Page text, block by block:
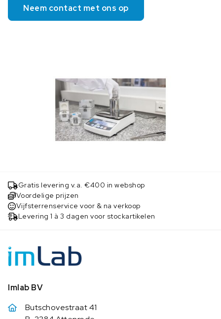
Neem contact met ons op
Gratis levering v.a. €400 in webshop
Voordelige prijzen
Vijfsterrenservice voor & na verkoop
Levering 1 à 3 dagen voor stockartikelen
Imlab BV
Butschovestraat 41